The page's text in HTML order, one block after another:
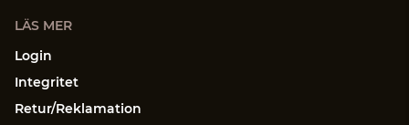
LÄS MER
Login
Integritet
Retur/Reklamation